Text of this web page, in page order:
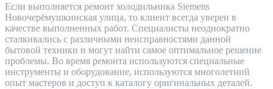
Если выполняется ремонт холодильника Siemens
Новочерёмушкинская улица, то клиент всегда уверен в
качестве выполненных работ. Специалисты неоднократно
сталкивались с различными неисправностями данной
бытовой техники и могут найти самое оптимальное решение
проблемы. Во время ремонта используются специальные
инструменты и оборудование, используются многолетний
опыт мастеров и доступ к каталогу оригинальных деталей.